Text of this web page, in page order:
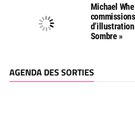
Michael
Sombre »
AGENDA DES SORTIES